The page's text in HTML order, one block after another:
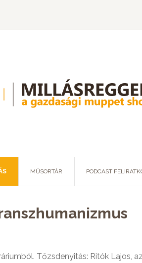
MŰSORTÁR PODCAST
Tőzsdenyitás: Ritók Lajos,